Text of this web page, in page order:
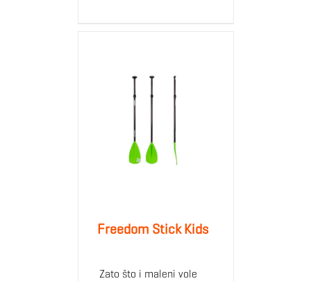
Freedom Stick Kids
Zato što i maleni vole